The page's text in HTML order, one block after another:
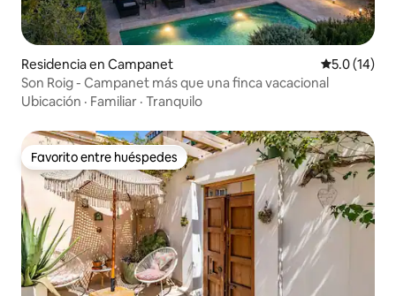
Residencia en Campanet Calificación
5.0 (14)
Son Roig - Campanet más que una finca vacacional
Ubicación · Familiar · Tranquilo
Favorito entre huéspedes
Favorito entre huéspedes